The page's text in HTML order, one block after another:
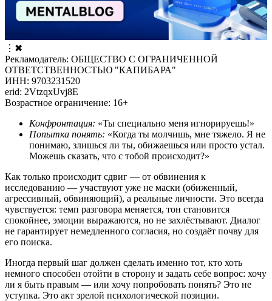
⋮ ✖
Рекламодатель: ОБЩЕСТВО С ОГРАНИЧЕННОЙ
ОТВЕТСТВЕННОСТЬЮ "КАПИБАРА"
ИНН: 9703231520
erid: 2VtzqxUvj8E
Возрастное ограничение: 16+
Конфронтация: «Ты специально меня игнорируешь!»
Попытка понять: «Когда ты молчишь, мне тяжело. Я не
понимаю, злишься ли ты, обижаешься или просто устал.
Можешь сказать, что с тобой происходит?»
Как только происходит сдвиг — от обвинения к
исследованию — участвуют уже не маски (обиженный,
агрессивный, обвиняющий), а реальные личности. Это всегда
чувствуется: темп разговора меняется, тон становится
спокойнее, эмоции выражаются, но не захлёстывают. Диалог
не гарантирует немедленного согласия, но создаёт почву для
его поиска.
Иногда первый шаг должен сделать именно тот, кто хоть
немного способен отойти в сторону и задать себе вопрос: хочу
ли я быть правым — или хочу попробовать понять? Это не
уступка. Это акт зрелой психологической позиции.